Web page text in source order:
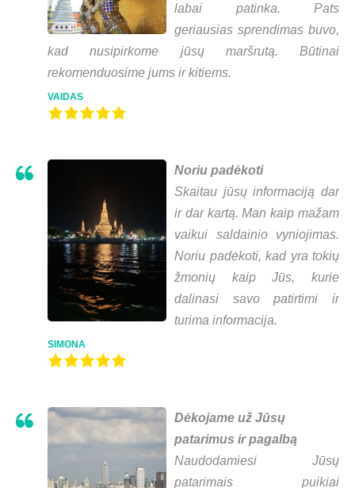
labai patinka. Pats
geriausias sprendimas buvo,
kad nusipirkome jūsų maršrutą. Būtinai
rekomenduosime jums ir kitiems.
VAIDAS
Noriu padėkoti
Skaitau jūsų informaciją dar
ir dar kartą. Man kaip mažam
vaikui saldainio vyniojimas.
Noriu padėkoti, kad yra tokių
žmonių kaip Jūs, kurie
dalinasi savo patirtimi ir
turima informacija.
SIMONA
Dėkojame už Jūsų
patarimus ir pagalbą
Naudodamiesi Jūsų
patarimais puikiai